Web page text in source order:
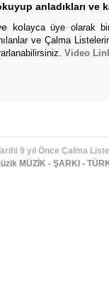
anladıkları ve
kolayca üye olarak
ve Çalma
Video
9 yıl Önce Çalma
MÜZİK - ŞARKI -